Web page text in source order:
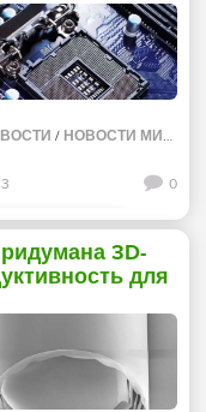
- «Новости
сети»
/ НОВОСТИ МИРА ИНТЕРНЕТ
0
дальше
3D-
для
к меломанам и
связистам -
сети»